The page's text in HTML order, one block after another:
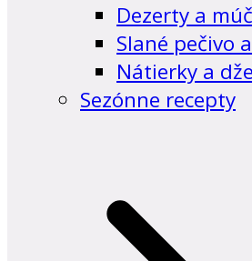
Dezerty a
Slané pečivo
Nátierky a
Sezónne recepty